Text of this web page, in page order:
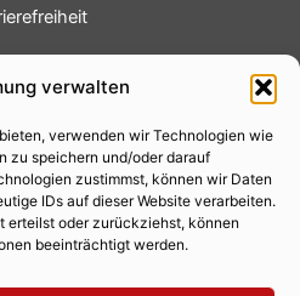
verwalten
verwenden wir Technologien wie
zu speichern und/oder darauf
zustimmst, können wir Daten
IDs auf dieser Website verarbeiten.
erteilst oder zurückziehst, können
beeinträchtigt werden.